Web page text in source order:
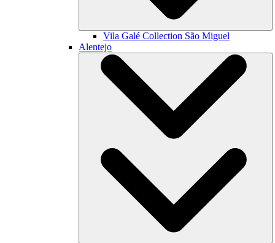
Vila Galé Collection São Miguel
Alentejo